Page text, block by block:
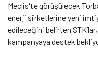
Meclis'te görüşülecek
enerji şirketlerine yeni
edileceğini belirten STK’lar,
kampanyaya destek